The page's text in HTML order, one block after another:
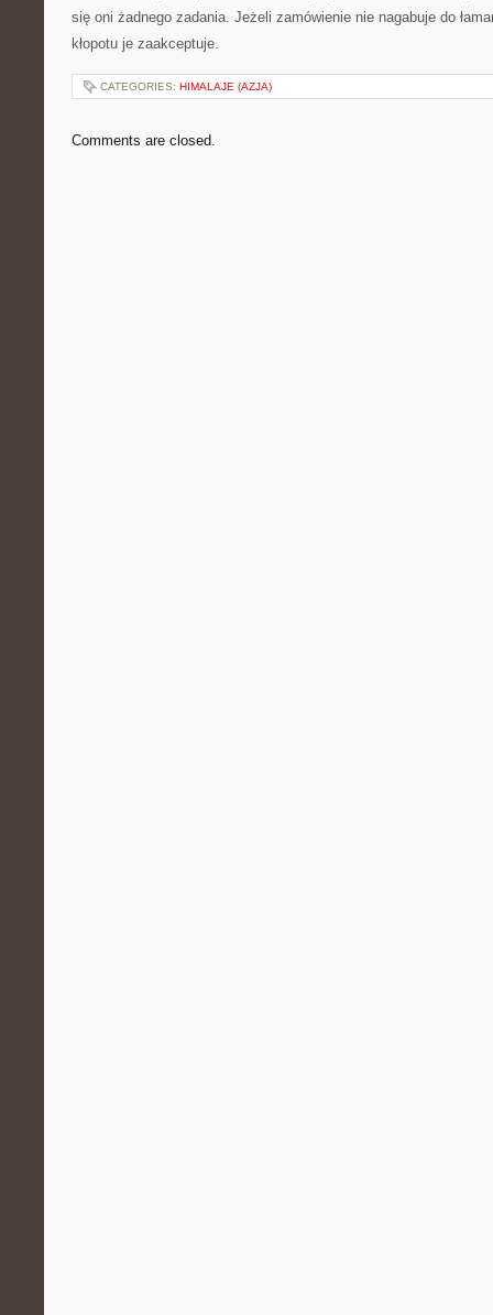
się oni żadnego zadania. Jeżeli zamówienie nie nagabuje do
kłopotu je zaakceptuje.
CATEGORIES: HIMALAJE (AZJA)
Comments are closed.